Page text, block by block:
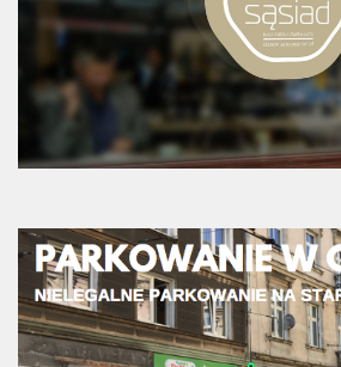
Strefa Tempo 30 – etap II i III
Strefa Tempo 30 – etap IV
Nowa organizacja ruchu – ul. Św.
Marcinkowskiego (Tempo 30)
Archiwum konsultacji
Kontakt
Dla mediów